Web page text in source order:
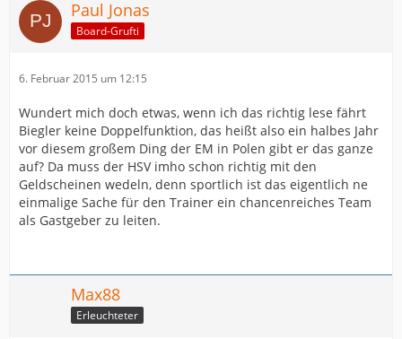
Paul Jonas
Board-Grufti
6. Februar 2015 um 12:15
Wundert mich doch etwas, wenn ich das richtig lese fährt
Biegler keine Doppelfunktion, das heißt also ein halbes Jahr
vor diesem großem Ding der EM in Polen gibt er das ganze
auf? Da muss der HSV imho schon richtig mit den
Geldscheinen wedeln, denn sportlich ist das eigentlich ne
einmalige Sache für den Trainer ein chancenreiches Team
als Gastgeber zu leiten.
Max88
Erleuchteter